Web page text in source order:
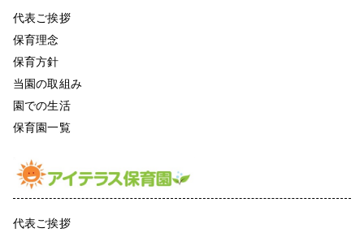
代表ご挨拶
保育理念
保育方針
当園の取組み
園での生活
保育園一覧
代表ご挨拶